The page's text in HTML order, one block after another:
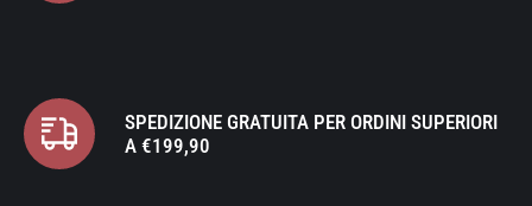
SPEDIZIONE GRATUITA PER ORDINI SUPERIORI
A €199,90